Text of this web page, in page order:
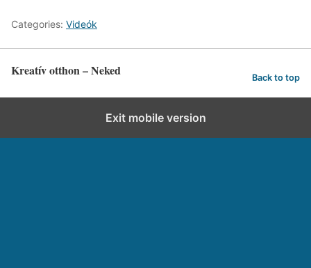
Categories: Videók
Kreatív otthon – Neked Back to top
Exit mobile version